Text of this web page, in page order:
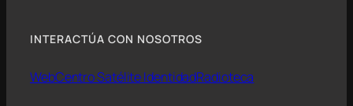
INTERACTÚA CON NOSOTROS
WebCentro Satélite IdentidadRadioteca